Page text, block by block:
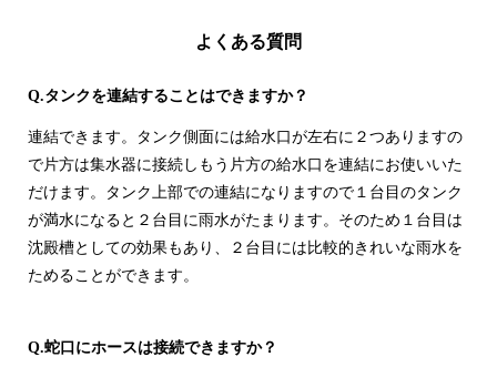
よくある質問
Q.タンクを連結することはできますか？
連結できます。タンク側面には給水口が左右に２つありますの
で片方は集水器に接続しもう片方の給水口を連結にお使いいた
だけます。タンク上部での連結になりますので１台目のタンク
が満水になると２台目に雨水がたまります。そのため１台目は
沈殿槽としての効果もあり、２台目には比較的きれいな雨水を
ためることができます。
Q.蛇口にホースは接続できますか？